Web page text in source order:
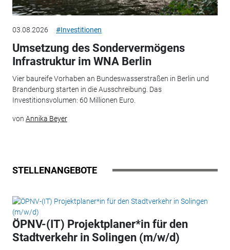
03.08.2026 #Investitionen
Umsetzung des Sondervermögens
Infrastruktur im WNA Berlin
Vier baureife Vorhaben an Bundeswasserstraßen in Berlin und
Brandenburg starten in die Ausschreibung. Das
Investitionsvolumen: 60 Millionen Euro.
von Annika Beyer
STELLENANGEBOTE
ÖPNV-(IT) Projektplaner*in für den
Stadtverkehr in Solingen (m/w/d)